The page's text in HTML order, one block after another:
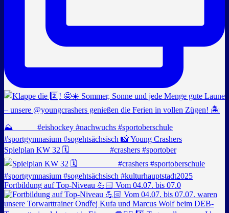
Spielplan KW 32 🗓️ _________ #crashers #sportober
Fortbildung auf Top-Niveau 💪🏻 Vom 04.07. bis 07.0